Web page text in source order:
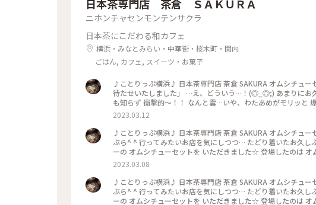
日本茶専門店 茶倉 ＳＡＫＵＲＡ
ニホンチャセンモンテンサクラ
日本茶にこだわる和カフェ
横浜・みなとみらい・中華街・桜木町・関内
ごはん, カフェ, スイーツ・お菓子
♪ことりっぷ横浜♪ 日本茶専門店 茶倉 SAKURA オムシチューセット 手焼きほうじ茶 抹茶パフェ ※ 「抹茶パフェお
待たせいたしました」 …え、どういう…！(◎_◎;) あまりにお
も知らず 衝撃的〜！！ なんと雲…いや、わたあめがモリッと
真（笑） あまりの動揺にわたあめを食べながら 落としたり
パフェ☆ 抹茶づくしのおいしいパフェでした！ そしてそし
2023.03.12
♪ことりっぷ横浜♪ 日本茶専門店 茶倉 SAKURA オムシチュ
ぶら^ ^ 行ってみたいお店を気にしつつ… たどり着いたお久し
ーの オムシチューセットを いただきました☆ 登場したのは
ーム満点の一品☆ オムライスのご飯は ほうじ茶で炊いた香
ん〜おいしっ(o^^o) ※ そして次に ランチには 人気の抹茶パ
茶パフェ登場です〜(^O^) #私のことりっぷ旅 #Myことりっぷ #オムシチュー #オムライス #シチュー #元町 #日本茶
#カフェ #元町 #横浜
2023.03.08
♪ことりっぷ横浜♪ 日本茶専門店 茶倉 SAKURA オムシチュ
ぶら^ ^ 行ってみたいお店を気にしつつ… たどり着いたお久し
ーの オムシチューセットを いただきました☆ 登場したのは